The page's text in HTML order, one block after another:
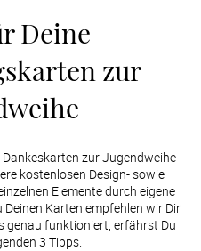
Deine
zur
zur Jugendweihe
kostenlosen Design- sowie
Elemente durch eigene
Deinen Karten empfehlen wir Dir
genau funktioniert, erfährst Du
3 Tipps.